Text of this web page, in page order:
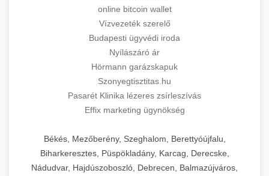
online bitcoin wallet
Vízvezeték szerelő
Budapesti ügyvédi iroda
Nyílászáró ár
Hörmann garázskapuk
Szonyegtisztitas.hu
Pasarét Klinika lézeres zsírleszívás
Effix marketing ügynökség
Békés, Mezőberény, Szeghalom, Berettyóújfalu,
Biharkeresztes, Püspökladány, Karcag, Derecske,
Nádudvar, Hajdúszoboszló, Debrecen, Balmazújváros,